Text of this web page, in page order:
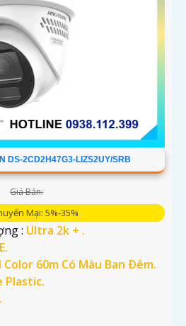
DS-2CD2H47G3-LIZS2UY/SRB
Giá Bán:
Mại: 5%-35%
: Ultra 2k + .
Color 60m Có Màu Ban Ðêm.
Plastic.